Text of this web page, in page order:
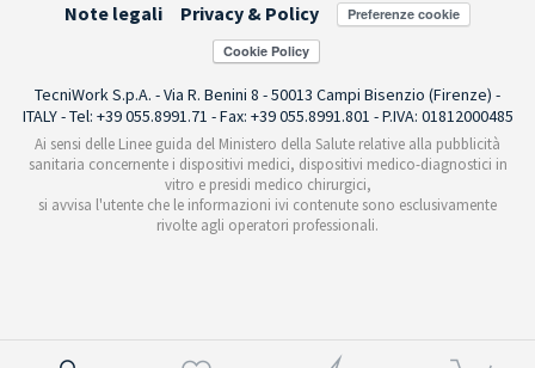
Note legali
Privacy & Policy Preferenze cookie
TecniWork S.p.A. - Via R. Benini 8 - 50013 Campi Bisenzio (Firenze) -
ITALY - Tel: +39 055.8991.71 - Fax: +39 055.8991.801 - P.IVA: 01812000485
Ai sensi delle Linee guida del Ministero della Salute relative alla pubblicità
sanitaria concernente i dispositivi medici, dispositivi medico-diagnostici in
vitro e presidi medico chirurgici,
si avvisa l'utente che le informazioni ivi contenute sono esclusivamente
rivolte agli operatori professionali.